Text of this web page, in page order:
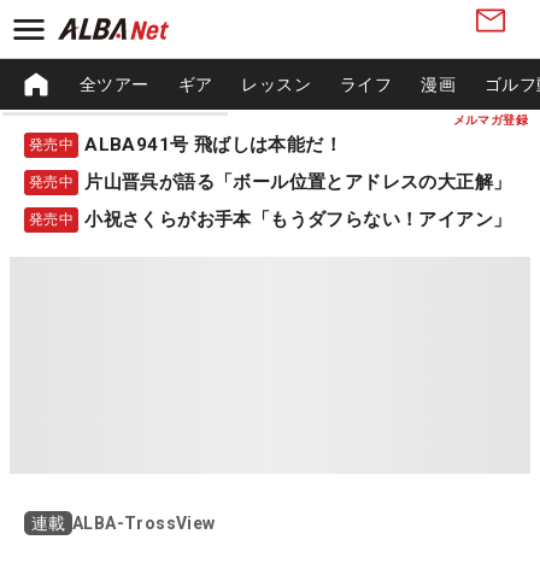
メルマガ登録
全ツアー ギア レッスン ライフ 漫画 ゴル
発売中 ALBA941号 飛ばしは本能だ！
発売中 片山晋呉が語る「ボール位置とアドレスの大正解」
発売中 小祝さくらがお手本「もうダフらない！アイアン」
連載 ALBA-TrossView